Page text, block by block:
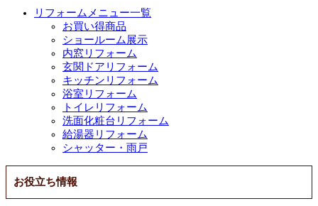
リフォームメニュー一覧
お買い得商品
ショールーム展示
内窓リフォーム
玄関ドアリフォーム
キッチンリフォーム
浴室リフォーム
トイレリフォーム
洗面化粧台リフォーム
給湯器リフォーム
シャッター・雨戸
お役立ち情報